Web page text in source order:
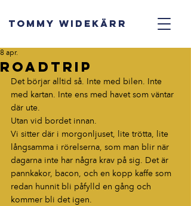
TOMMY WIDEKÄRR
Roadtrip
8 apr.
Det börjar alltid så. Inte med bilen. Inte
med kartan. Inte ens med havet som väntar
där ute.
Utan vid bordet innan.
Vi sitter där i morgonljuset, lite trötta, lite
långsamma i rörelserna, som man blir när
dagarna inte har några krav på sig. Det är
pannkakor, bacon, och en kopp kaffe som
redan hunnit bli påfylld en gång och
kommer bli det igen.